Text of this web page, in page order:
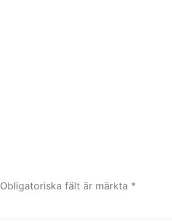
Obligatoriska fält är märkta *